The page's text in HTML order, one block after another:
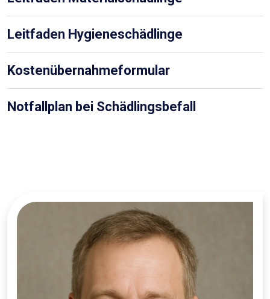
Leitfaden Hygieneschädlinge
Kostenübernahmeformular
Notfallplan bei Schädlingsbefall